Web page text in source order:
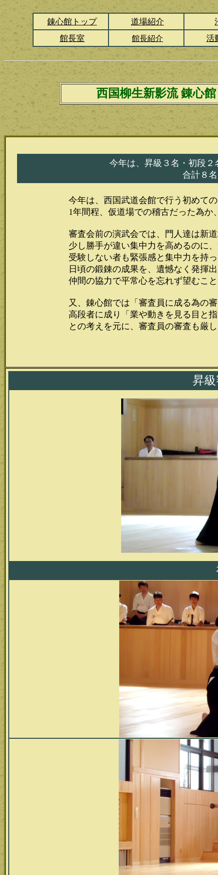
錬心館トップ 道場紹介
館長室
館長紹介 活
西国柳生新影流 錬心
今年は、昇級３名・初段
合計８
今年は、西国武道会館で行う初めて
1年間程、仮道場での稽古だった為
審査会前の演武会では、門人達は新
少し勝手が違い集中力を高めるのに
受験しない者も緊張感と集中力を持
日頃の鍛錬の成果を、遺憾なく発揮
仲間の協力で平常心を忘れず望むこ
又、錬心館では「審査員に成る為の
高段者に成り「業や動きを見る目と
との考えを元に、審査員の審査も厳
昇